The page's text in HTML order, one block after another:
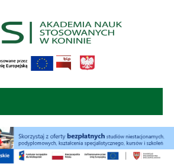
nauk